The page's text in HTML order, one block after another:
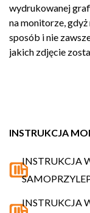
wydrukowanej
na monitorze,
sposób i nie
jakich zdjęcie
INSTRUKCJA
INSTRUKCJA
INSTRUKCJA